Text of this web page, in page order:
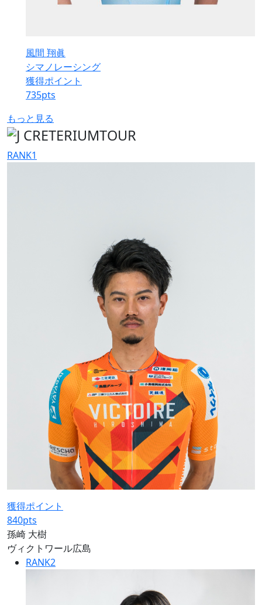
風間 翔眞
シマノレーシング
獲得ポイント
735pts
もっと見る
RANK1
獲得ポイント
840pts
孫崎 大樹
ヴィクトワール広島
RANK2